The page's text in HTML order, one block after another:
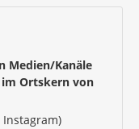
Medien/Kanäle
Ortskern von
Instagram)